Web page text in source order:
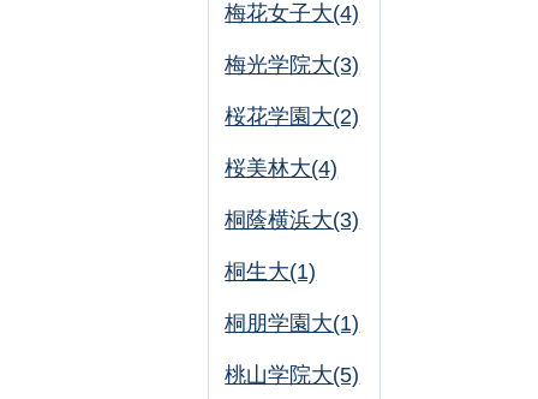
梅花女子大(4)
梅光学院大(3)
桜花学園大(2)
桜美林大(4)
桐蔭横浜大(3)
桐生大(1)
桐朋学園大(1)
桃山学院大(5)